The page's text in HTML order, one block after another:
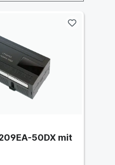
50DX mit